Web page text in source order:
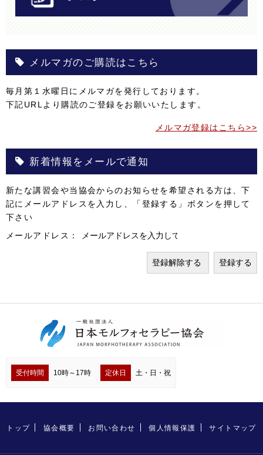
メルマガのご購読はこちら
毎月第１水曜日にメルマガを発行しております。
下記URLより購読のご登録をお願いいたします。
メルマガ登録はこちら>>
新着情報をメールで通知
新たな講習会や当協会からのお知らせを希望される方は、下
記にメールアドレスを入力し、「登録する」ボタンを押して
下さい
メールアドレス：
受付時間 10時～17時 定休日 土・日・祝
トップ 協会概要 お問い合わせ 個人情報保護 サイトマップ